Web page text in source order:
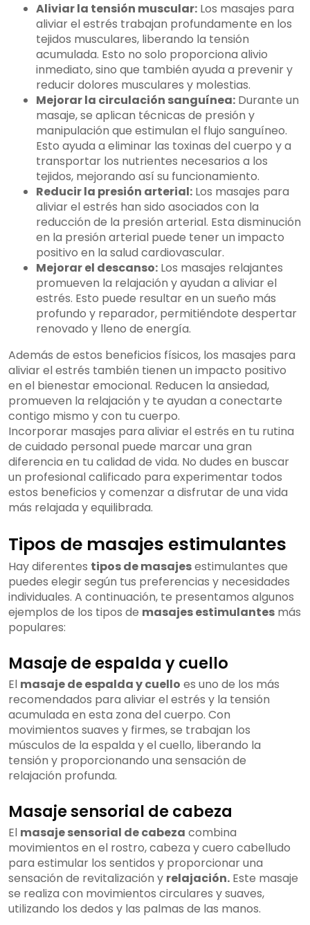
Aliviar la tensión muscular: Los masajes para
aliviar el estrés trabajan profundamente en los
tejidos musculares, liberando la tensión
acumulada. Esto no solo proporciona alivio
inmediato, sino que también ayuda a prevenir y
reducir dolores musculares y molestias.
Mejorar la circulación sanguínea: Durante un
masaje, se aplican técnicas de presión y
manipulación que estimulan el flujo sanguíneo.
Esto ayuda a eliminar las toxinas del cuerpo y a
transportar los nutrientes necesarios a los
tejidos, mejorando así su funcionamiento.
Reducir la presión arterial: Los masajes para
aliviar el estrés han sido asociados con la
reducción de la presión arterial. Esta disminución
en la presión arterial puede tener un impacto
positivo en la salud cardiovascular.
Mejorar el descanso: Los masajes relajantes
promueven la relajación y ayudan a aliviar el
estrés. Esto puede resultar en un sueño más
profundo y reparador, permitiéndote despertar
renovado y lleno de energía.
Además de estos beneficios físicos, los masajes para
aliviar el estrés también tienen un impacto positivo
en el bienestar emocional. Reducen la ansiedad,
promueven la relajación y te ayudan a conectarte
contigo mismo y con tu cuerpo.
Incorporar masajes para aliviar el estrés en tu rutina
de cuidado personal puede marcar una gran
diferencia en tu calidad de vida. No dudes en buscar
un profesional calificado para experimentar todos
estos beneficios y comenzar a disfrutar de una vida
más relajada y equilibrada.
Tipos de masajes estimulantes
Hay diferentes tipos de masajesestimulantes que
puedes elegir según tus preferencias y necesidades
individuales. A continuación, te presentamos algunos
ejemplos de los tipos de masajes estimulantes más
populares:
Masaje de espalda y cuello
El masaje de espalda y cuello es uno de los más
recomendados para aliviar el estrés y la tensión
acumulada en esta zona del cuerpo. Con
movimientos suaves y firmes, se trabajan los
músculos de la espalda y el cuello, liberando la
tensión y proporcionando una sensación de
relajación profunda.
Masaje sensorial de cabeza
El masaje sensorial de cabeza combina
movimientos en el rostro, cabeza y cuero cabelludo
para estimular los sentidos y proporcionar una
sensación de revitalización y relajación. Este masaje
se realiza con movimientos circulares y suaves,
utilizando los dedos y las palmas de las manos.